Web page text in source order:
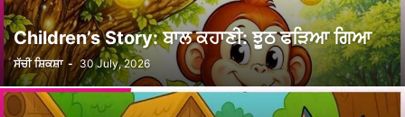
Children’s Story: ਬਾਲ ਕਹਾਣੀ: ਝੂਠ ਫੜਿਆ ਗਿਆ
ਸੱਚੀ ਸ਼ਿਕਸ਼ਾ - 30 July, 2026